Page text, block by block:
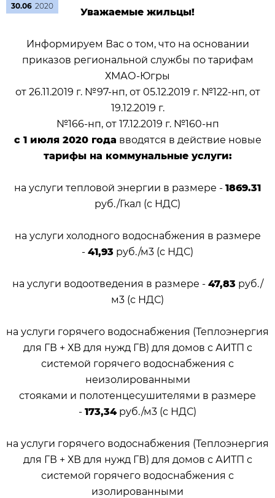
30.06 2020
Уважаемые жильцы!
Информируем Вас о том, что на основании
приказов региональной службы по тарифам
ХМАО-Югры
от 26.11.2019 г. №97-нп, от 05.12.2019 г. №122-нп, от
19.12.2019 г.
№166-нп, от 17.12.2019 г. №160-нп
с 1 июля 2020 года вводятся в действие новые
тарифы на коммунальные услуги:
на услуги тепловой энергии в размере - 1869.31
руб./Гкал (с НДС)
на услуги холодного водоснабжения в размере
- 41,93 руб./м3 (с НДС)
на услуги водоотведения в размере - 47,83руб./
м3 (с НДС)
на услуги горячего водоснабжения (Теплоэнергия
для ГВ + ХВ для нужд ГВ) для домов с АИТП с
системой горячего водоснабжения с
неизолированными
стояками и полотенцесушителями в размере
- 173,34руб./м3 (с НДС)
на услуги горячего водоснабжения (Теплоэнергия
для ГВ + ХВ для нужд ГВ) для домов с АИТП с
системой горячего водоснабжения с
изолированными